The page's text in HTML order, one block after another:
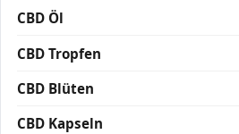
CBD Öl
CBD Tropfen
CBD Blüten
CBD Kapseln